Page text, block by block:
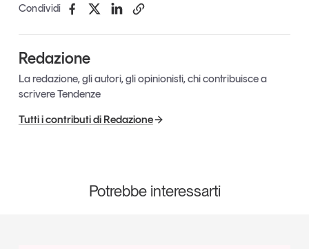
modo indipendente il cambiamento e le sfide del largo
GS1 Italy GS1 Italy GS1 Italy
Tendenze
GS1 Italy
Condividi
Redazione
La redazione, gli autori, gli opinionisti, chi contribuisce a
scrivere Tendenze
Tutti i contributi di Redazione
Potrebbe interessarti